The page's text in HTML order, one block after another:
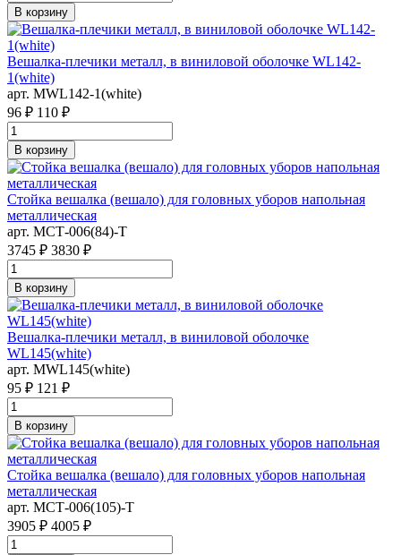
В корзину
Вешалка-плечики металл, в виниловой оболочке WL142-
1(white)
арт. MWL142-1(white)
96 ₽ 110 ₽
В корзину
Стойка вешалка (вешало) для головных уборов напольная
металлическая
арт. MСТ-006(84)-Т
3745 ₽ 3830 ₽
В корзину
Вешалка-плечики металл, в виниловой оболочке
WL145(white)
арт. MWL145(white)
95 ₽ 121 ₽
В корзину
Стойка вешалка (вешало) для головных уборов напольная
металлическая
арт. MСТ-006(105)-Т
3905 ₽ 4005 ₽